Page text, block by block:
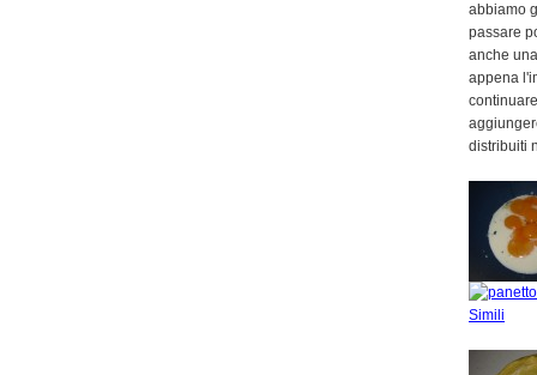
abbiamo
passare
anche
appena
distribuiti